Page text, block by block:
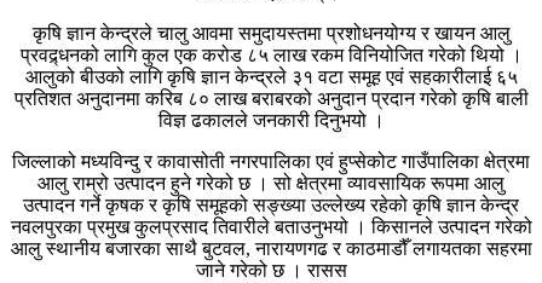
कृषि ज्ञान केन्द्रले चालु आवमा समुदायस्तमा प्रशोधनयोग्य र खायन आलु
प्रवद्र्धनको लागि कुल एक करोड ८५ लाख रकम विनियोजित गरेको थियो ।
आलुको बीउको लागि कृषि ज्ञान केन्द्रले ३१ वटा समूह एवं सहकारीलाई ६५
प्रतिशत अनुदानमा करिब ८० लाख बराबरको अनुदान प्रदान गरेको कृषि बाली
विज्ञ ढकालले जनकारी दिनुभयो ।
जिल्लाको मध्यविन्दु र कावासोती नगरपालिका एवं हुप्सेकोट गाउँपालिका क्षेत्रमा
आलु राम्रो उत्पादन हुने गरेको छ । सो क्षेत्रमा व्यावसायिक रूपमा आलु
उत्पादन गर्ने कृषक र कृषि समूहको सङ्ख्या उल्लेख्य रहेको कृषि ज्ञान केन्द्र
नवलपुरका प्रमुख कुलप्रसाद तिवारीले बताउनुभयो । किसानले उत्पादन गरेको
आलु स्थानीय बजारका साथै बुटवल, नारायणगढ र काठमाडौँ लगायतका सहरमा
जाने गरेको छ । रासस